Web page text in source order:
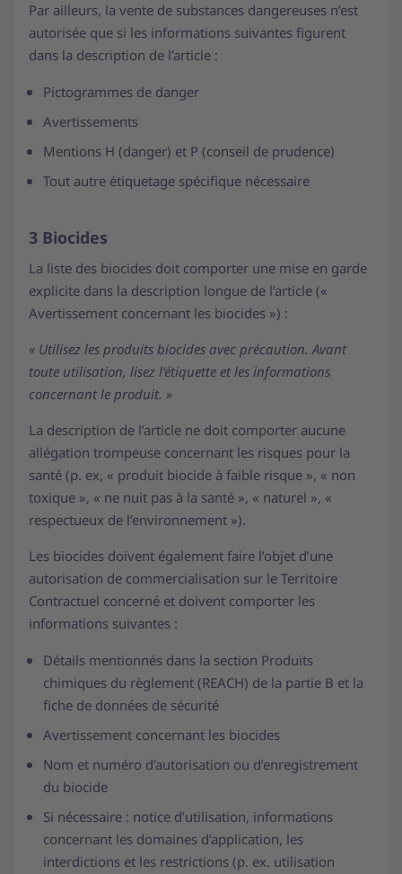
Par ailleurs, la vente de substances dangereuses n’est
autorisée que si les informations suivantes figurent
dans la description de l’article :
Pictogrammes de danger
Avertissements
Mentions H (danger) et P (conseil de prudence)
Tout autre étiquetage spécifique nécessaire
3 Biocides
La liste des biocides doit comporter une mise en garde
explicite dans la description longue de l’article («
Avertissement concernant les biocides ») :
« Utilisez les produits biocides avec précaution. Avant
toute utilisation, lisez l’étiquette et les informations
concernant le produit. »
La description de l’article ne doit comporter aucune
allégation trompeuse concernant les risques pour la
santé (p. ex, « produit biocide à faible risque », « non
toxique », « ne nuit pas à la santé », « naturel », «
respectueux de l’environnement »).
Les biocides doivent également faire l’objet d’une
autorisation de commercialisation sur le Territoire
Contractuel concerné et doivent comporter les
informations suivantes :
Détails mentionnés dans la section Produits
chimiques du règlement (REACH) de la partie B et la
fiche de données de sécurité
Avertissement concernant les biocides
Nom et numéro d’autorisation ou d’enregistrement
du biocide
Si nécessaire : notice d’utilisation, informations
concernant les domaines d’application, les
interdictions et les restrictions (p. ex. utilisation